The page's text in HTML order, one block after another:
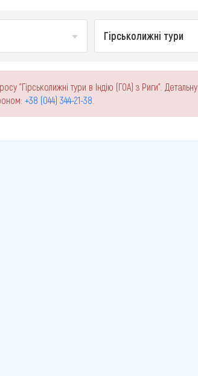
Гірськолижні тури
"Гірськолижні тури в Індію (ГОА) з Риги". Детальну
+38 (044) 344-21-38